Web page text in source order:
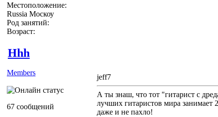
Местоположение:
Russia Москоу
Род занятий:
Возраст:
Hhh
Members
67 сообщений
jeff7
А ты знаш, что тот "гитарист с
лучших гитаристов мира занимает
даже и не пахло!